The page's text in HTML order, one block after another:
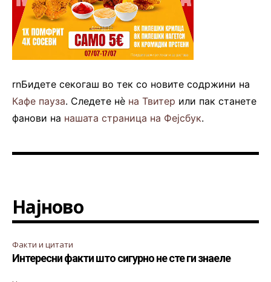
rnБидете секогаш во тек со новите содржини на
Кафе пауза. Следете нè на Твитер или пак станете
фанови на нашата страница на Фејсбук.
Најново
Факти и цитати
Интересни факти што сигурно не сте ги знаеле